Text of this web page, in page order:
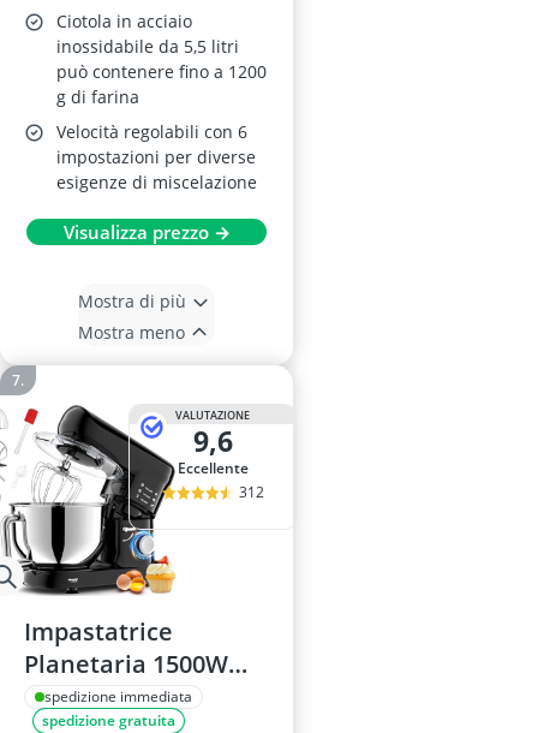
Ciotola in acciaio
inossidabile da 5,5 litri
può contenere fino a 1200
g di farina
Velocità regolabili con 6
impostazioni per diverse
esigenze di miscelazione
Visualizza prezzo →
Mostra di più
Mostra meno
VALUTAZIONE
9,6
Eccellente
312
Impastatrice
Planetaria 1500W
5,5L
spedizione immediata
spedizione gratuita